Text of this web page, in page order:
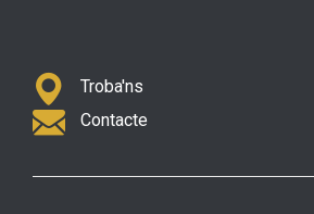
Troba'ns
Contacte